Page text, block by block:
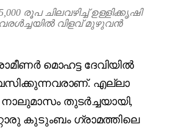
രൂപ ചിലവഴിച്ച് ഉള്ളിക്കൃഷി
വരൾച്ചയിൽ വിളവ് മുഴുവൻ
മൊഹട്ട ദേവിയിൽ
എല്ലാ
തുടർച്ചയായി,
കുടുംബം ഗ്രാമത്തിലെ